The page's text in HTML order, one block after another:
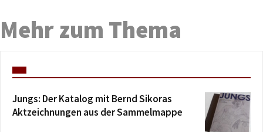
Mehr zum Thema
Jungs: Der Katalog mit Bernd Sikoras
Aktzeichnungen aus der Sammelmappe